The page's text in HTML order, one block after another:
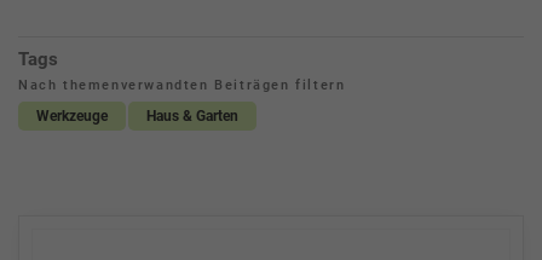
Tags
Nach themenverwandten Beiträgen filtern
Werkzeuge Haus & Garten